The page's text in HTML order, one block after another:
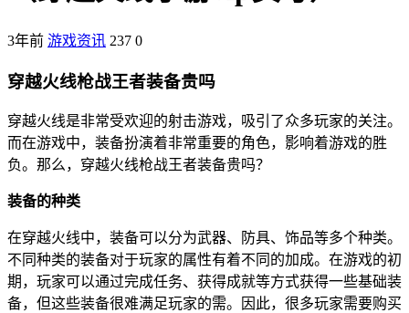
3年前 游戏资讯 237 0
穿越火线枪战王者装备贵吗
穿越火线是非常受欢迎的射击游戏，吸引了众多玩家的关注。
而在游戏中，装备扮演着非常重要的角色，影响着游戏的胜
负。那么，穿越火线枪战王者装备贵吗？
装备的种类
在穿越火线中，装备可以分为武器、防具、饰品等多个种类。
不同种类的装备对于玩家的属性有着不同的加成。在游戏的初
期，玩家可以通过完成任务、获得成就等方式获得一些基础装
备，但这些装备很难满足玩家的需。因此，很多玩家需要购买